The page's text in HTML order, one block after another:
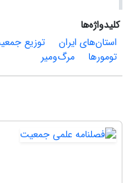
کلیدواژه‌ها
استان‌های ایران
توزیع
تومورها
مرگ‌ومیر